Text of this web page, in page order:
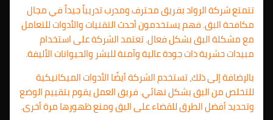
تتمتع شركة الرواد بفريق محترف ومدرب تدريباً جيداً في مجال
مكافحة البق. فهم يستخدمون أحدث التقنيات والأدوات للتعامل
مع مشكلة البق بشكل فعال. تعتمد الشركة على استخدام
مبيدات حشرية ذات جودة عالية وآمنة للبشر والحيوانات الأليفة.
بالإضافة إلى ذلك، تستخدم الشركة أيضًا الأدوات الميكانيكية
للتخلص من البق بشكل نهائي. فريق العمل يقوم بتقييم الوضع
وتحديد أفضل الطرق للقضاء على البق ومنع ظهورها مرة أخرى.